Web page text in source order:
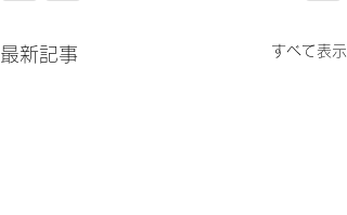
最新記事 すべて表示